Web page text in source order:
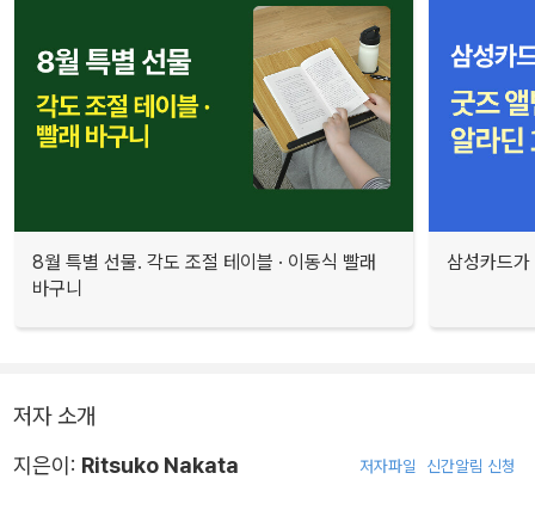
8월 특별 선물. 각도 조절 테이블 · 이동식 빨래
바구니
삼성카드
저자 소개
지은이: Ritsuko Nakata 저자파일 신간알림 신청